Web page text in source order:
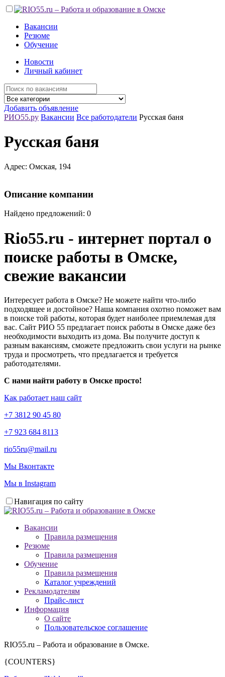
Вакансии
Резюме
Обучение
Новости
Личный кабинет
Добавить объявление
РИО55.ру Вакансии Все работодатели Русская баня
Русская баня
Адрес: Омская, 194
Описание компании
Найдено предложений: 0
Rio55.ru - интернет портал о
поиске работы в Омске,
свежие вакансии
Интересует работа в Омске? Не можете найти что-либо
подходящее и достойное? Наша компания охотно поможет вам
в поиске той работы, которая будет наиболее приемлемая для
вас. Сайт РИО 55 предлагает поиск работы в Омске даже без
необходимости выходить из дома. Вы получите доступ к
разным вакансиям, сможете предложить свои услуги на рынке
труда и просмотреть, что предлагается и требуется
работодателями.
С нами найти работу в Омске просто!
Как работает наш сайт
+7 3812 90 45 80
+7 923 684 8113
rio55ru@mail.ru
Мы Вконтакте
Мы в Instagram
Навигация по сайту
Вакансии
Правила размещения
Резюме
Правила размещения
Обучение
Правила размещения
Каталог учреждений
Рекламодателям
Прайс-лист
Информация
О сайте
Пользовательское соглашение
RIO55.ru – Работа и образование в Омске.
{COUNTERS}